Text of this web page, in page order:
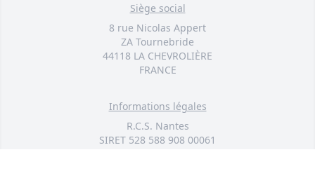
Pack 3 panneaux extérieurs
'ATTENTION PROTECTION PAR
ALARME ÉLECTRONIQUE' -
plastique rigide (format A5)
F005-2071-52
PROTECTION PAR ALARME
ÉLECTRONIQUE' - plastique
Siège social
8 rue Nicolas Appert
ZA Tournebride
44118 LA CHEVROLIÈRE
FRANCE
Informations légales
R.C.S. Nantes
SIRET 528 588 908 00061